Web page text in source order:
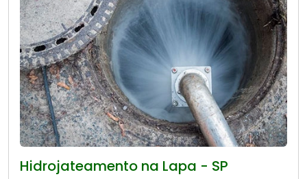
Hidrojateamento na Lapa - SP